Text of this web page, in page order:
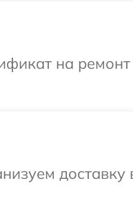
на ремонт
доставку